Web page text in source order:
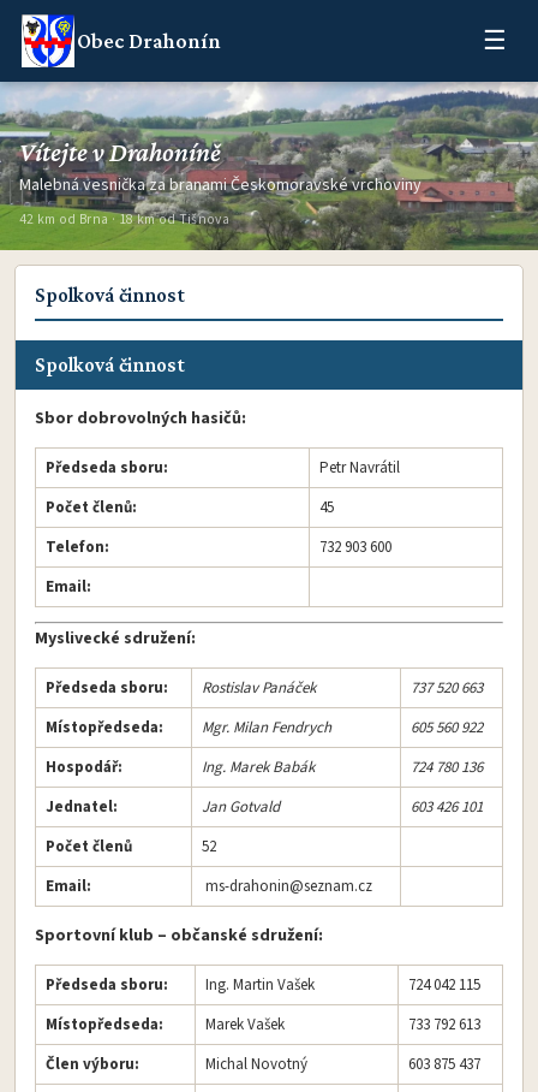
Obec Drahonín ☰
Vítejte v Drahoníně
Malebná vesnička za branami Českomoravské vrchoviny
42 km od Brna · 18 km od Tišnova
Spolková činnost
Spolková činnost
Sbor dobrovolných hasičů:
Předseda sboru:
Petr Navrátil
Počet členů:
45
Telefon:
732 903 600
Email:
Myslivecké sdružení:
Předseda sboru: Rostislav Panáček
737 520 663
Místopředseda:
Mgr. Milan Fendrych
605 560 922
Hospodář:
Ing. Marek Babák
724 780 136
Jednatel:
Jan Gotvald
603 426 101
Počet členů
52
Email:
ms-drahonin@seznam.cz
Sportovní klub – občanské sdružení:
Předseda sboru: Ing. Martin Vašek
724 042 115
Místopředseda:
Marek Vašek
733 792 613
Člen výboru:
Michal Novotný
603 875 437